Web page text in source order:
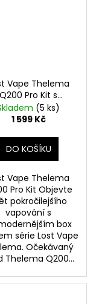
Vape Thelema
Q200 Pro Kit s
Sub Ohm
Tank V2 (Dark
(5 ks)
1 599 Kč
DO KOŠÍKU
Vape Thelema
Pro Kit Objevte
pokročilejšího
vapování s
box
série Lost Vape
Očekávaný
Thelema Q200...